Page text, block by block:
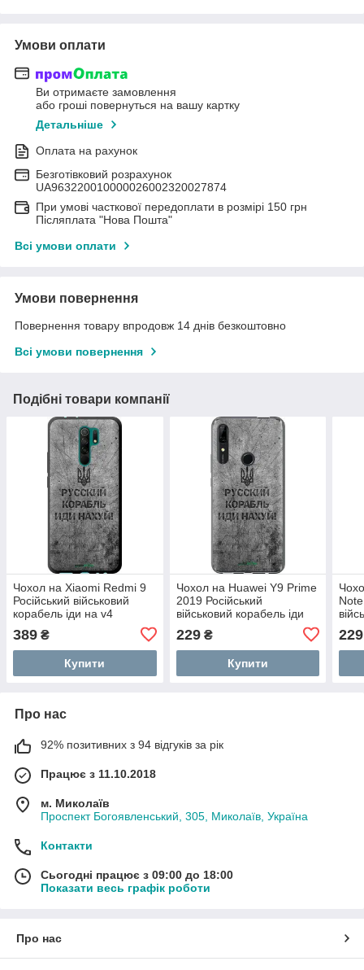
Умови оплати
Ви отримаєте замовлення
або гроші повернуться на вашу картку
Детальніше
Оплата на рахунок
Безготівковий розрахунок
UA963220010000026002320027874
При умові часткової передоплати в розмірі 150 грн
Післяплата "Нова Пошта"
Всі умови оплати
Умови повернення
Повернення товару впродовж 14 днів безкоштовно
Всі умови повернення
Подібні товари компанії
Чохол на Xiaomi Redmi 9
Російський військовий
корабель іди на v4
389 ₴
Купити
Чохол на Huawei Y9 Prime
2019 Російський
військовий корабель іди
на v4 "5223u-1736-72104"
229₴
Купити
229
Про нас
92% позитивних з 94 відгуків за рік
Працює з 11.10.2018
м. Миколаїв
Проспект Богоявленський, 305, Миколаїв, Україна
Контакти
Сьогодні працює з 09:00 до 18:00
Показати весь графік роботи
Про нас